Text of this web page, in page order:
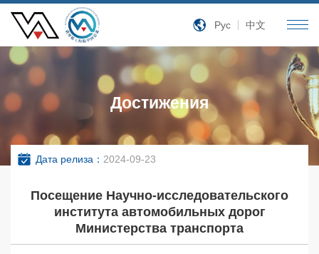
Рус 中文
Достижения
Дата релиза： 2024-09-23
Посещение Научно-исследовательского
института автомобильных дорог
Министерства транспорта